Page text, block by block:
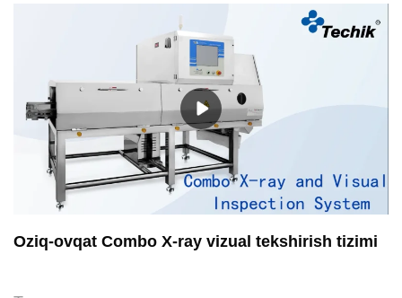
Oziq-ovqat Combo X-ray vizual tekshirish tizimi